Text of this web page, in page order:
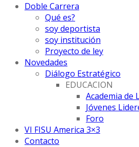
Doble Carrera
Qué es?
soy deportista
soy institución
Proyecto de ley
Novedades
Diálogo Estratégico
EDUCACION
Academia de
Jóvenes
Foro
VI FISU America 3×3
Contacto